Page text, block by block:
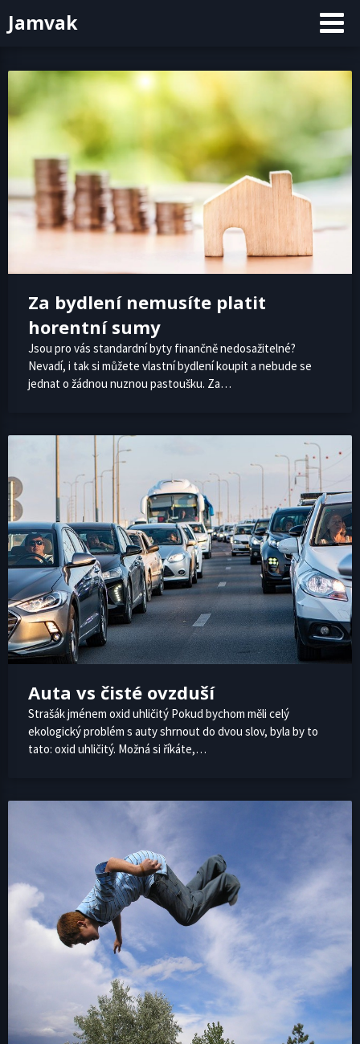
toJamvak
Za bydlení nemusíte platit
horentní sumy
Jsou pro vás standardní byty finančně nedosažitelné?
Nevadí, i tak si můžete vlastní bydlení koupit a nebude se
jednat o žádnou nuznou pastoušku. Za…
Auta vs čisté ovzduší
Strašák jménem oxid uhličitý Pokud bychom měli celý
ekologický problém s auty shrnout do dvou slov, byla by to
tato: oxid uhličitý. Možná si říkáte,…